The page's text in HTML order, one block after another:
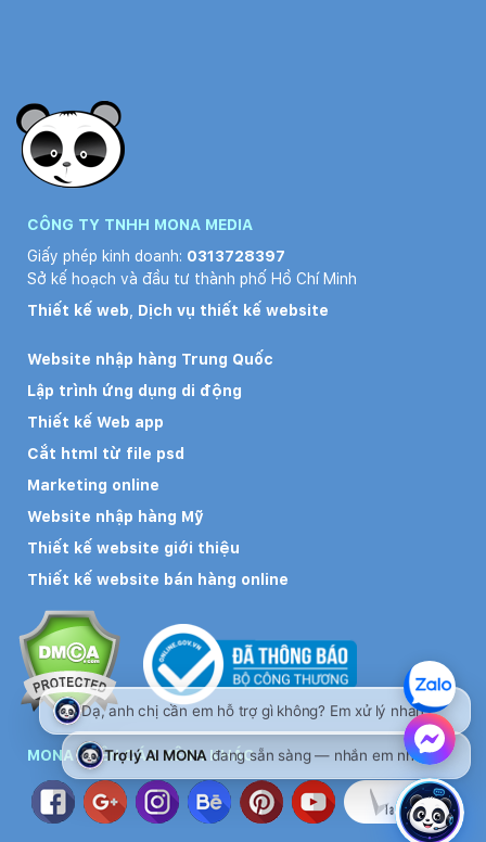
CÔNG TY TNHH MONA MEDIA
Giấy phép kinh doanh: 0313728397
Sở kế hoạch và đầu tư thành phố Hồ Chí Minh
Thiết kế web
Dịch vụ thiết kế website
Website nhập hàng Trung Quốc
Lập trình ứng dụng di động
Thiết kế Web app
Cắt html từ file psd
Marketing online
Website nhập hàng Mỹ
Thiết kế website giới thiệu
Thiết kế website bán hàng online
MONA TRÊN CÁC KÊNH KHÁC